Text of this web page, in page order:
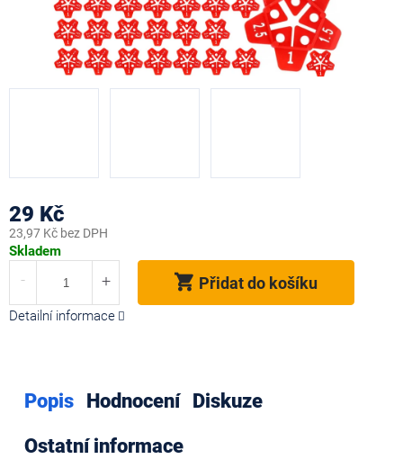
29 Kč
23,97 Kč bez DPH
Měrná
Skladem
Přidat do košíku
Detailní informace
Popis Hodnocení
Diskuze
Ostatní informace